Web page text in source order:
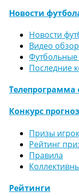
Новости
Новости
Видео
Последние
Телепрограмма
Конкурс
Призы
Рейтинг
Правила
Рейтинги